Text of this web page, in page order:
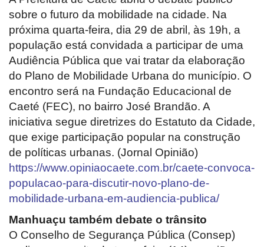
sobre o futuro da mobilidade na cidade. Na
próxima quarta-feira, dia 29 de abril, às 19h, a
população está convidada a participar de uma
Audiência Pública que vai tratar da elaboração
do Plano de Mobilidade Urbana do município. O
encontro será na Fundação Educacional de
Caeté (FEC), no bairro José Brandão. A
iniciativa segue diretrizes do Estatuto da Cidade,
que exige participação popular na construção
de políticas urbanas. (Jornal Opinião)
https://www.opiniaocaete.com.br/caete-convoca-
populacao-para-discutir-novo-plano-de-
mobilidade-urbana-em-audiencia-publica/
Manhuaçu também debate o trânsito
O Conselho de Segurança Pública (Consep)